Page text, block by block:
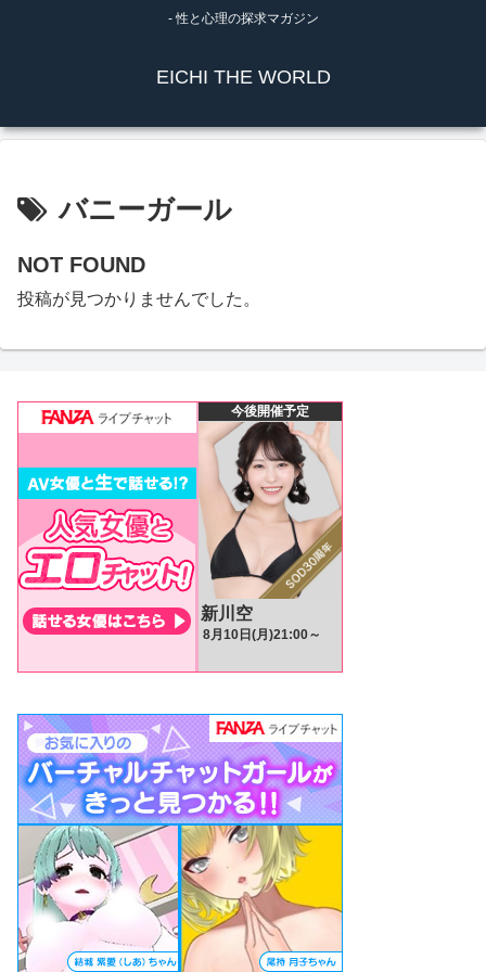
- 性と心理の探求マガジン
EICHI THE WORLD
バニーガール
NOT FOUND
投稿が見つかりませんでした。